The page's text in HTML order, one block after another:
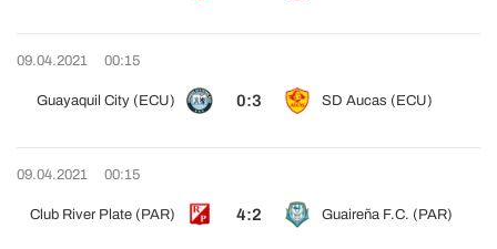
09.04.2021 00:15
Guayaquil City (ECU) 0:3 SD Aucas (ECU)
09.04.2021 00:15
Club River Plate (PAR) 4:2 Guaireña F.C. (PAR)